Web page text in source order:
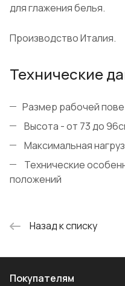
для глажения белья.
Производство Италия.
Технические
Размер рабочей
Высота - от 73 до
Максимальная
Технические
положений
Назад к списку
Покупателям